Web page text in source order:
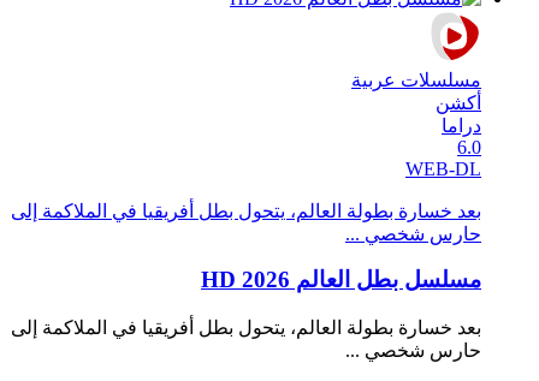
مسلسلات عربية
أكشن
دراما
6.0
WEB-DL
بعد خسارة بطولة العالم، يتحول بطل أفريقيا في الملاكمة إلى
حارس شخصي ...
مسلسل بطل العالم 2026 HD
بعد خسارة بطولة العالم، يتحول بطل أفريقيا في الملاكمة إلى
حارس شخصي ...